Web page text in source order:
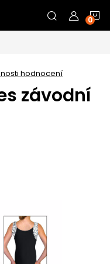
hodnocení
závodní